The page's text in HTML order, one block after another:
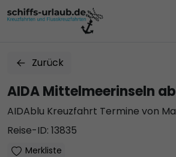
Zurück
AIDA Mittelmeerinseln
AIDAblu Kreuzfahrt Termine von
Reise-ID: 13835
Merkliste